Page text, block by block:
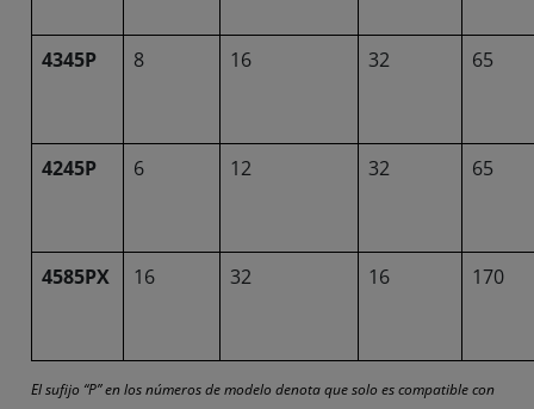
4345P 8 16 32 65
4245P 6 12 32 65
4585PX 16 32 16 170
El sufijo “P” en los números de modelo denota que solo es compatible con